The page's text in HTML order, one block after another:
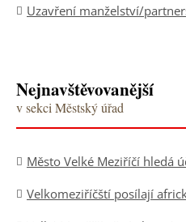
Uzavření manželství/
Nejnavštěvovanější
v sekci Městský úřad
Město Velké Meziříčí hledá
Velkomeziříčští posílají